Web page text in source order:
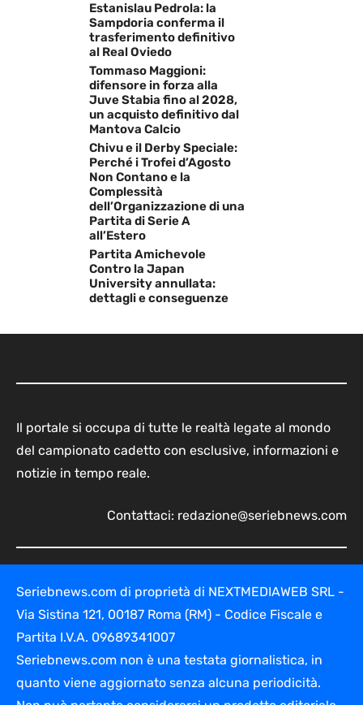
Estanislau Pedrola: la
Sampdoria conferma il
trasferimento definitivo
al Real Oviedo
Tommaso Maggioni:
difensore in forza alla
Juve Stabia fino al 2028,
un acquisto definitivo dal
Mantova Calcio
Chivu e il Derby Speciale:
Perché i Trofei d’Agosto
Non Contano e la
Complessità
dell’Organizzazione di una
Partita di Serie A
all’Estero
Partita Amichevole
Contro la Japan
University annullata:
dettagli e conseguenze
Il portale si occupa di tutte le realtà legate al mondo
del campionato cadetto con esclusive, informazioni e
notizie in tempo reale.
Contattaci: redazione@seriebnews.com
Seriebnews.com di proprietà di NEXTMEDIAWEB SRL -
Via Sistina 121, 00187 Roma (RM) - Codice Fiscale e
Partita I.V.A. 09689341007
Seriebnews.com non è una testata giornalistica, in
quanto viene aggiornato senza alcuna periodicità.